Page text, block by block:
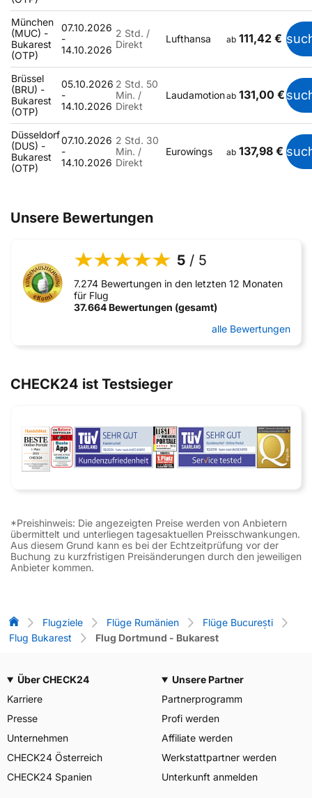
München
(MUC) -
Bukarest
(OTP)
07.10.2026
-
14.10.2026
2 Std. /
Direkt
Lufthansa ab 111,42 €
Brüssel
(BRU) -
Bukarest
(OTP)
05.10.2026
-
14.10.2026
2 Std. 50
Min. /
Direkt
Laudamotionab 131,00 €
Düsseldorf
(DUS) -
Bukarest
(OTP)
07.10.2026
-
14.10.2026
2 Std. 30
Min. /
Direkt
Eurowings ab 137,98 €
Unsere Bewertungen
5 / 5
7.274 Bewertungen in den letzten 12 Monaten
für Flug
37.664 Bewertungen (gesamt)
alle Bewertungen
CHECK24 ist Testsieger
*Preishinweis: Die angezeigten Preise werden von Anbietern
übermittelt und unterliegen tagesaktuellen Preisschwankungen.
Aus diesem Grund kann es bei der Echtzeitprüfung vor der
Buchung zu kurzfristigen Preisänderungen durch den jeweiligen
Anbieter kommen.
Flug-Vergleich
Flugziele Flüge Rumänien
Flüge București
Flug Bukarest
Flug Dortmund - Bukarest
Über CHECK24
Karriere
Presse
Unternehmen
CHECK24 Österreich
CHECK24 Spanien
Unsere Partner
Partnerprogramm
Profi werden
Affiliate werden
Werkstattpartner werden
Unterkunft anmelden